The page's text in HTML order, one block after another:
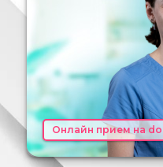
Онлайн прием на